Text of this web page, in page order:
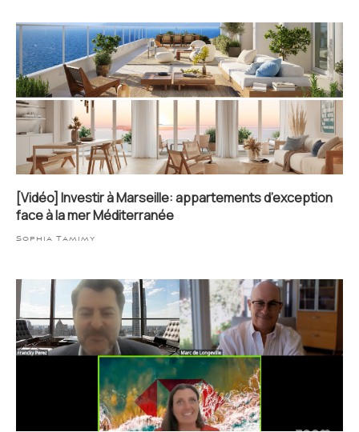
[Vidéo] Investir à Marseille: appartements d’exception
face à la mer Méditerranée
Sophia Tamimy